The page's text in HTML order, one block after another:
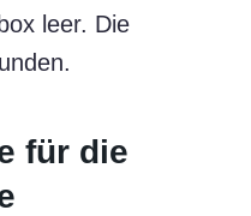
leer. Die
für die